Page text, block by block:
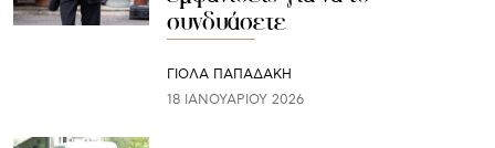
συνδυάσετε
ΓΙΌΛΑ ΠΑΠΑΔΆΚΗ
18 ΙΑΝΟΥΑΡΊΟΥ 2026